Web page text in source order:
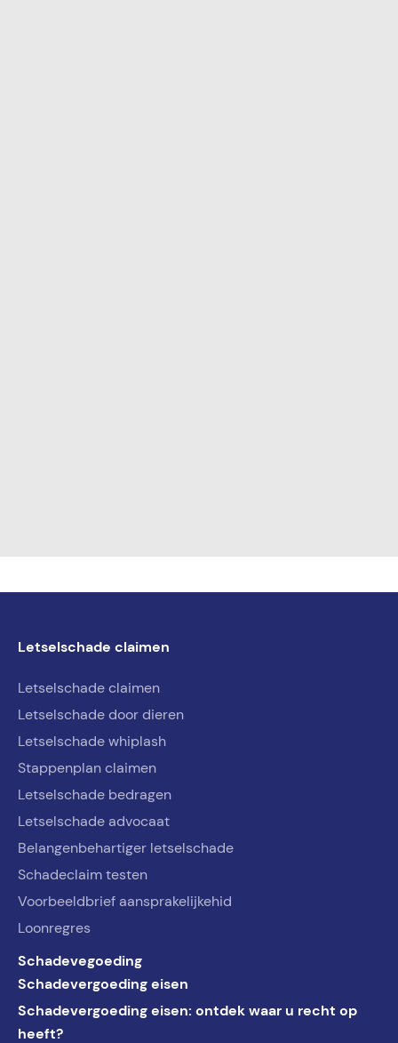
Letselschade claimen
Letselschade claimen
Letselschade door dieren
Letselschade whiplash
Stappenplan claimen
Letselschade bedragen
Letselschade advocaat
Belangenbehartiger letselschade
Schadeclaim testen
Voorbeeldbrief aansprakelijkehid
Loonregres
Schadevegoeding
Schadevergoeding eisen
Schadevergoeding eisen: ontdek waar u recht op
heeft?